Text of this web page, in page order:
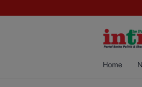
Sabu di Pangkalan Bun, Dua Pelaku
Home